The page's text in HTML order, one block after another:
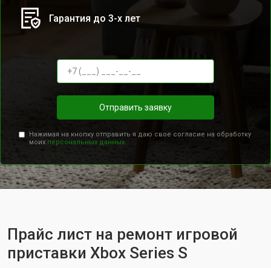
Гарантия до 3-х лет
Отправить заявку
Нажимая на кнопку отправить я даю свое согласие на обработку
моих персональных данных.
Прайс лист на ремонт игровой
приставки Xbox Series S